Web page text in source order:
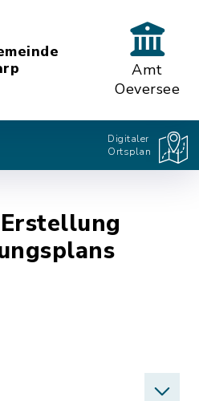
Amt
Oeversee
Digitaler
Ortsplan